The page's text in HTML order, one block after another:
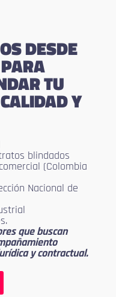
DESDE
TU
Y
blindados
(Colombia
Nacional de
que buscan
y contractual.